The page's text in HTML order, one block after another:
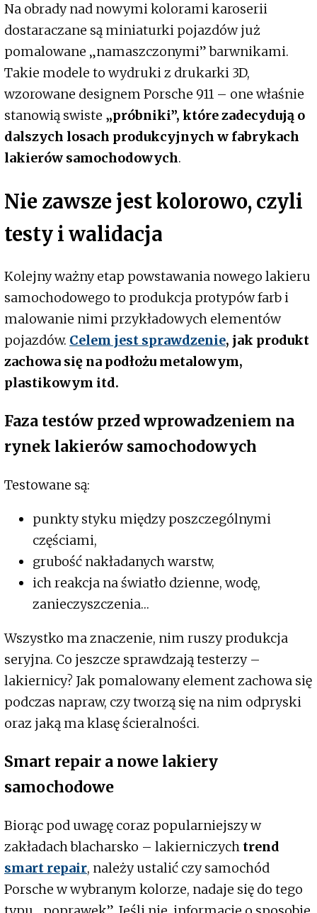
Na obrady nad nowymi kolorami karoserii
dostaraczane są miniaturki pojazdów już
pomalowane „namaszczonymi” barwnikami.
Takie modele to wydruki z drukarki 3D,
wzorowane designem Porsche 911 – one właśnie
stanowią swiste „próbniki”, które zadecydują o
dalszych losach produkcyjnych w fabrykach
lakierów samochodowych.
Nie zawsze jest kolorowo, czyli
testy i walidacja
Kolejny ważny etap powstawania nowego lakieru
samochodowego to produkcja protypów farb i
malowanie nimi przykładowych elementów
pojazdów. Celem jest sprawdzenie, jak produkt
zachowa się na podłożu metalowym,
plastikowym itd.
Faza testów przed wprowadzeniem na
rynek lakierów samochodowych
Testowane są:
punkty styku między poszczególnymi
częściami,
grubość nakładanych warstw,
ich reakcja na światło dzienne, wodę,
zanieczyszczenia…
Wszystko ma znaczenie, nim ruszy produkcja
seryjna. Co jeszcze sprawdzają testerzy –
lakiernicy? Jak pomalowany element zachowa się
podczas napraw, czy tworzą się na nim odpryski
oraz jaką ma klasę ścieralności.
Smart repair a nowe lakiery
samochodowe
Biorąc pod uwagę coraz popularniejszy w
zakładach blacharsko – lakierniczych trend
smart repair, należy ustalić czy samochód
Porsche w wybranym kolorze, nadaje się do tego